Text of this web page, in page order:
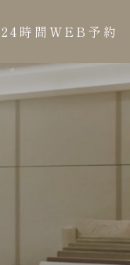
24時間WEB予約